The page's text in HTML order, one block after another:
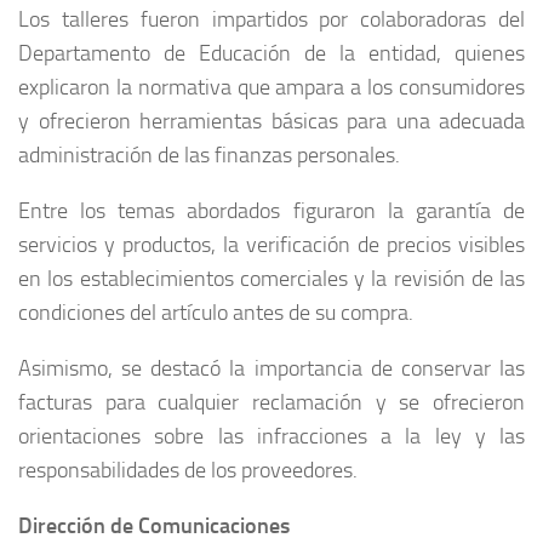
Los talleres fueron impartidos por colaboradoras del
Departamento de Educación de la entidad, quienes
explicaron la normativa que ampara a los consumidores
y ofrecieron herramientas básicas para una adecuada
administración de las finanzas personales.
Entre los temas abordados figuraron la garantía de
servicios y productos, la verificación de precios visibles
en los establecimientos comerciales y la revisión de las
condiciones del artículo antes de su compra.
Asimismo, se destacó la importancia de conservar las
facturas para cualquier reclamación y se ofrecieron
orientaciones sobre las infracciones a la ley y las
responsabilidades de los proveedores.
Dirección de Comunicaciones